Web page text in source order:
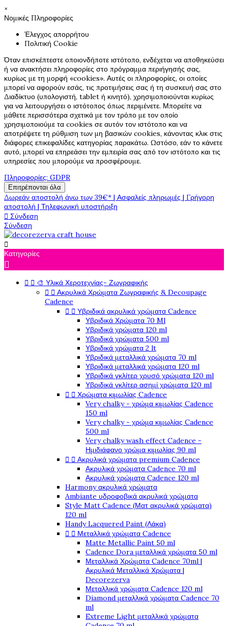
×
Νομικές Πληροφορίες
Έλεγχος απορρήτου
Πολιτική Cookie
Όταν επισκέπτεστε οποιονδήποτε ιστότοπο, ενδέχεται να αποθηκεύσει
ή να ανακτήσει πληροφορίες στο πρόγραμμα περιήγησής σας,
κυρίως με τη μορφή «cookies». Αυτές οι πληροφορίες, οι οποίες
μπορεί να αφορούν εσάς, τις προτιμήσεις σας ή τη συσκευή σας στο
Διαδίκτυο (υπολογιστή, tablet ή κινητό), χρησιμοποιούνται κυρίως
για να λειτουργήσει ο ιστότοπος όπως περιμένετε. Μπορείτε να
μάθετε περισσότερα σχετικά με τον τρόπο με τον οποίο
χρησιμοποιούμε τα cookies σε αυτόν τον ιστότοπο και να
αποτρέψετε τη ρύθμιση των μη βασικών cookies, κάνοντας κλικ στις
διάφορες επικεφαλίδες κατηγορίας παρακάτω. Ωστόσο, εάν το κάνετε
αυτό, μπορεί να επηρεάσει την εμπειρία σας από τον ιστότοπο και τις
υπηρεσίες που μπορούμε να προσφέρουμε.
Πληροφορίες: GDPR
Επιτρέπονται όλα
Δωρεάν αποστολή άνω των 39€* | Ασφαλείς πληρωμές | Γρήγορη
αποστολή | Τηλεφωνική υποστήριξη
 Σύνδεση
Σύνδεση

Κατηγορίες

  🎨 Υλικά Χεροτεχνίας- Ζωγραφικής
  Ακρυλικά Χρώματα Ζωγραφικής & Decoupage
Cadence
  Υβριδικά ακρυλικά χρώματα Cadence
Υβριδικά Χρώματα 70 Ml
Υβριδικά χρώματα 120 ml
Υβριδικά χρώματα 500 ml
Υβριδικά χρώματα 2 lt
Υβριδικά μεταλλικά χρώματα 70 ml
Υβριδικά μεταλλικά χρώματα 120 ml
Υβριδικά γκλίτερ χρυσό χρώματα 120 ml
Υβριδικά γκλίτερ ασημί χρώματα 120 ml
  Χρώματα κιμωλίας Cadence
Very chalky - χρώμα κιμωλίας Cadence
150 ml
Very chalky - χρώμα κιμωλίας Cadence
500 ml
Very chalky wash effect Cadence -
Ημιδιάφανο χρώμα κιμωλίας 90 ml
  Ακρυλικά χρώματα premium Cadence
Ακρυλικά χρώματα Cadence 70 ml
Ακρυλικά χρώματα Cadence 120 ml
Harmony ακρυλικά χρώματα
Ambiante υδροφοβικά ακρυλικά χρώματα
Style Matt Cadence (Ματ ακρυλικά χρώματα)
120 ml
Handy Lacquered Paint (Λάκα)
  Μεταλλικά χρώματα Cadence
Matte Metallic Paint 50 ml
Cadence Dora μεταλλικά χρώματα 50 ml
Μεταλλικά Χρώματα Cadence 70ml |
Ακρυλικά Μεταλλικά Χρώματα |
Decorezerva
Μεταλλικά χρώματα Cadence 120 ml
Diamond μεταλλικά χρώματα Cadence 70
ml
Extreme Light μεταλλικά χρώματα